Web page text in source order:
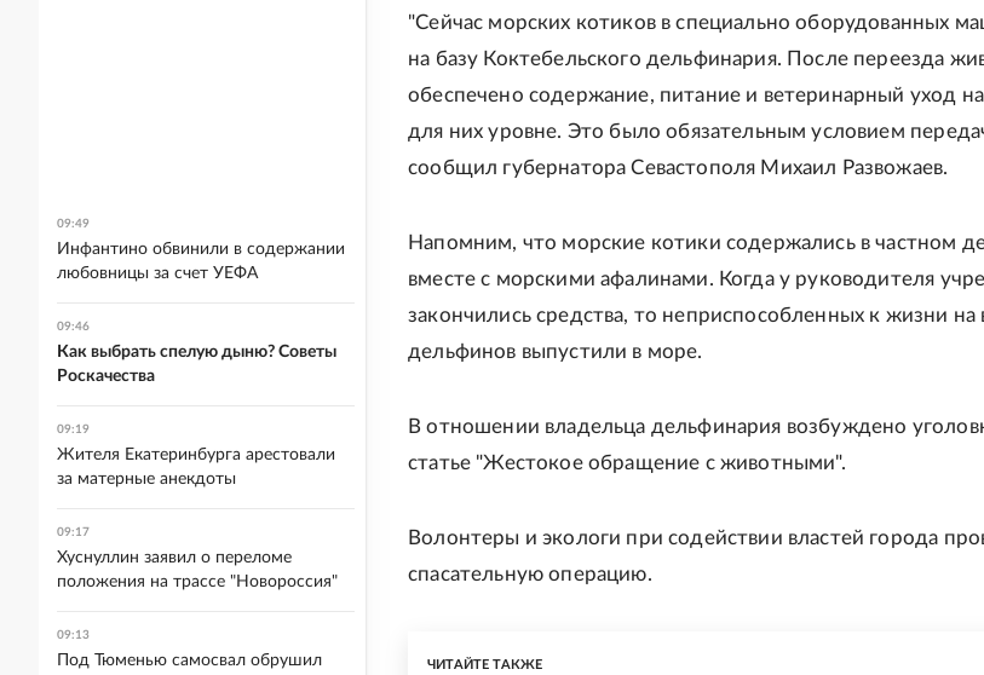
"Сейчас морских котиков в специально оборудованных
на базу Коктебельского дельфинария. После переезда
обеспечено содержание, питание и ветеринарный уход
для них уровне. Это было обязательным условием
сообщил губернатора Севастополя Михаил Развожаев.
Напомним, что морские котики содержались в частном
вместе с морскими афалинами. Когда у руководителя
закончились средства, то неприспособленных к жизни на
дельфинов выпустили в море.
В отношении владельца дельфинария возбуждено
статье "Жестокое обращение с животными".
Волонтеры и экологи при содействии властей города
спасательную операцию.
ЧИТАЙТЕ ТАКЖЕ
09:49
Инфантино обвинили в содержании
любовницы за счет УЕФА
09:46
Как выбрать спелую дыню? Советы
Роскачества
09:19
Жителя Екатеринбурга арестовали
за матерные анекдоты
09:17
Хуснуллин заявил о переломе
положения на трассе "Новороссия"
09:13
Под Тюменью самосвал обрушил